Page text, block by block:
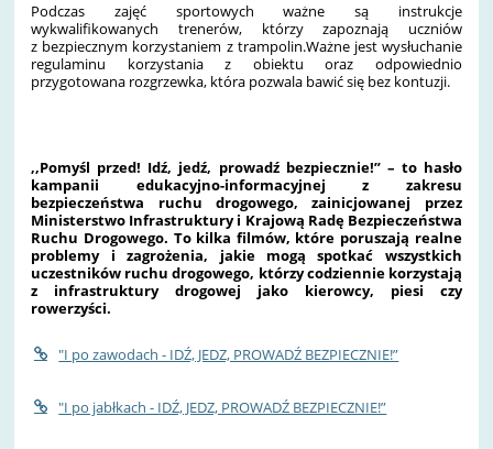
Podczas zajęć sportowych ważne są instrukcje
wykwalifikowanych trenerów, którzy zapoznają uczniów
z bezpiecznym korzystaniem z trampolin.Ważne jest wysłuchanie
regulaminu korzystania z obiektu oraz odpowiednio
przygotowana rozgrzewka, która pozwala bawić się bez kontuzji.
,,Pomyśl przed! Idź, jedź, prowadź bezpiecznie!” – to hasło
kampanii edukacyjno-informacyjnej z zakresu
bezpieczeństwa ruchu drogowego, zainicjowanej przez
Ministerstwo Infrastruktury i Krajową Radę Bezpieczeństwa
Ruchu Drogowego. To kilka filmów, które poruszają realne
problemy i zagrożenia, jakie mogą spotkać wszystkich
uczestników ruchu drogowego, którzy codziennie korzystają
z infrastruktury drogowej jako kierowcy, piesi czy
rowerzyści.
"I po zawodach - IDŹ, JEDZ, PROWADŹ BEZPIECZNIE!”
"I po jabłkach - IDŹ, JEDZ, PROWADŹ BEZPIECZNIE!”